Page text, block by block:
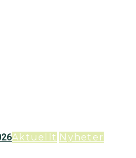
Aktuellt Nyheter